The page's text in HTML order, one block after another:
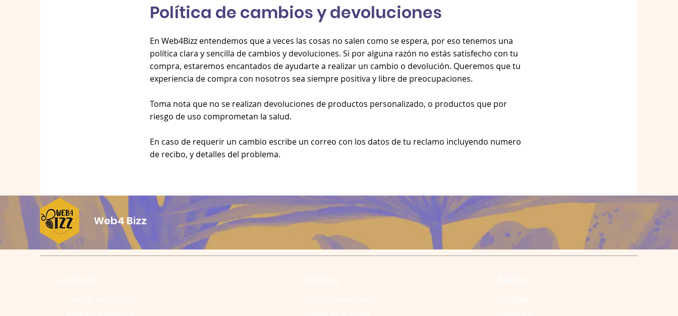
Política de cambios y devoluciones
En Web4Bizz entendemos que a veces las cosas no salen como se espera, por eso tenemos una
política clara y sencilla de cambios y devoluciones. Si por alguna razón no estás satisfecho con tu
compra, estaremos encantados de ayudarte a realizar un cambio o devolución. Queremos que tu
experiencia de compra con nosotros sea siempre positiva y libre de preocupaciones.
Toma nota que no se realizan devoluciones de productos personalizado, o productos que por
riesgo de uso comprometan la salud.
En caso de requerir un cambio escribe un correo con los datos de tu reclamo incluyendo numero
de recibo, y detalles del problema.
Web4 Bizz